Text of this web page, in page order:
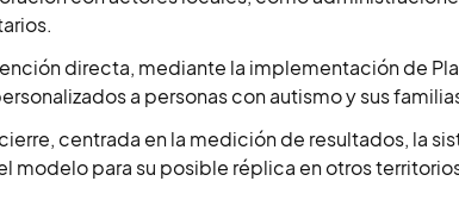
directa, mediante la implementación de
a personas con autismo y sus
centrada en la medición de resultados, la
modelo para su posible réplica en otros